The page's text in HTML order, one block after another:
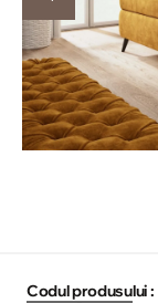
Codul produsului :